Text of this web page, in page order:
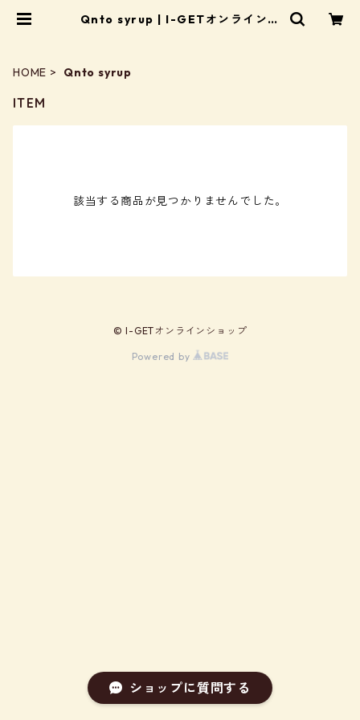
Qnto syrup | I-GETオンラインシ
HOME Qnto syrup
ITEM
該当する商品が見つかりませんでした。
© I-GETオンラインショップ
Powered by
ショップに質問する